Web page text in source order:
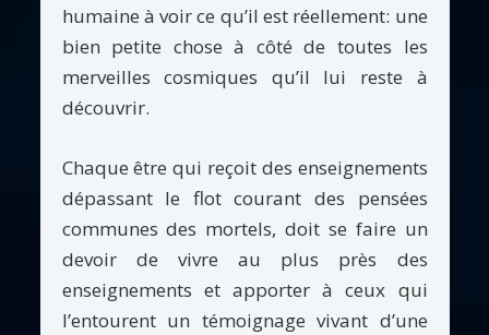
humaine à voir ce qu’il est réellement: une
bien petite chose à côté de toutes les
merveilles cosmiques qu’il lui reste à
découvrir.
Chaque être qui reçoit des enseignements
dépassant le flot courant des pensées
communes des mortels, doit se faire un
devoir de vivre au plus près des
enseignements et apporter à ceux qui
l’entourent un témoignage vivant d’une